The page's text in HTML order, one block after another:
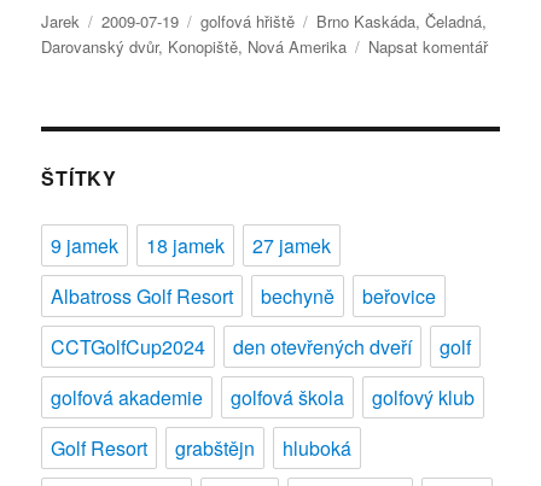
Autor:
Jarek Publikováno:
2009-07-19 Rubriky:
golfová hřiště Štítky:
Brno Kaskáda,Čeladná,
Darovanský dvůr, Konopiště, Nová Amerika Napsat komentářpro
ŠTÍTKY
9 jamek 18 jamek
27 jamek
Albatross Golf Resort
bechyně
beřovice
CCTGolfCup2024
den otevřených dveří
golf
golfová akademie
golfová škola
golfový klub
Golf Resort
grabštějn
hluboká